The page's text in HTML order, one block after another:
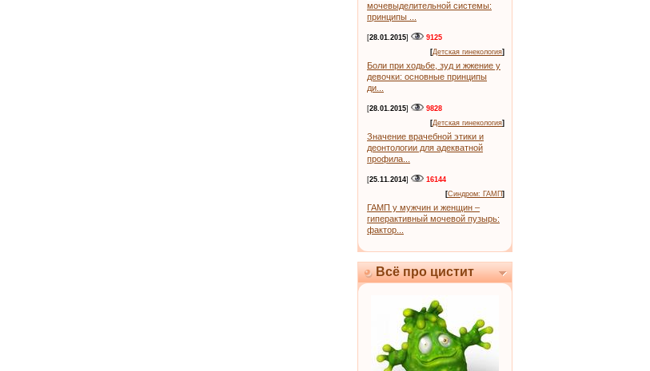
мочевыделительной системы:
принципы ...
[28.01.2015]
9125
[Детская гинекология]
Боли при ходьбе, зуд и жжение у
девочки: основные принципы
ди...
[28.01.2015]
9828
[Детская гинекология]
Значение врачебной этики и
деонтологии для адекватной
профила...
[25.11.2014]
16144
[Синдром: ГАМП]
ГАМП у мужчин и женщин –
гиперактивный мочевой пузырь:
фактор...
Всё про цистит